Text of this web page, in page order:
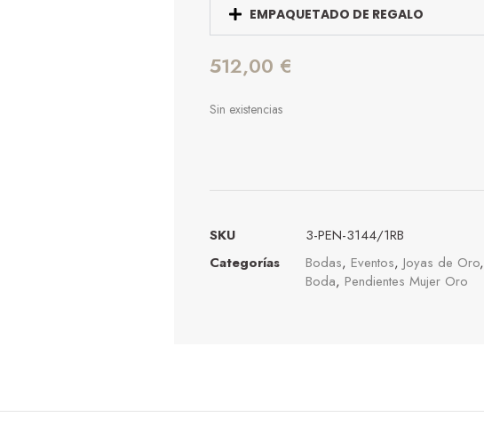
EMPAQUETADO DE REGALO
512,00 €
Sin existencias
SKU
3-PEN-3144/1RB
Categorías
Bodas, Eventos, Joyas de Oro,
Boda, Pendientes Mujer Oro